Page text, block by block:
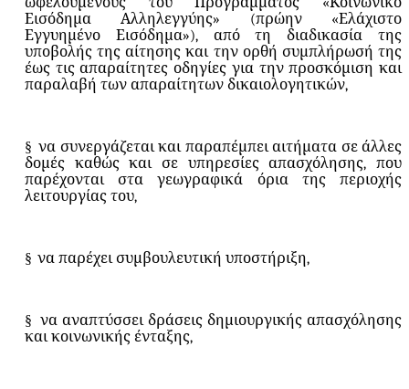
Εισόδημα Αλληλεγγύης» (πρώην «Ελάχιστο
Εγγυημένο Εισόδημα»), από τη διαδικασία της
υποβολής της αίτησης και την ορθή συμπλήρωσή της
έως τις απαραίτητες οδηγίες για την προσκόμιση και
παραλαβή των απαραίτητων δικαιολογητικών,
§ να συνεργάζεται και παραπέμπει αιτήματα σε άλλες
δομές καθώς και σε υπηρεσίες απασχόλησης, που
παρέχονται στα γεωγραφικά όρια της περιοχής
λειτουργίας του,
§ να παρέχει συμβουλευτική υποστήριξη,
§ να αναπτύσσει δράσεις δημιουργικής απασχόλησης
και κοινωνικής ένταξης,